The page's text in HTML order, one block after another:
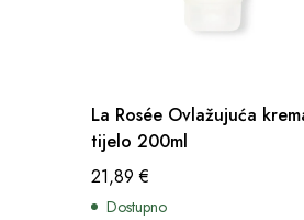
La Rosée Ovlažujuća
tijelo 200ml
21,89€
Dostupno